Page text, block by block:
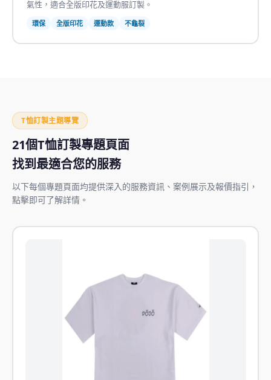
氣性，適合全版印花及運動服訂製。
環保 全版印花 運動款 不龜裂
T恤訂製主題導覽
21個T恤訂製專題頁面
找到最適合您的服務
以下每個專題頁面均提供深入的服務資訊、案例展示及報價指引，
點擊即可了解詳情。